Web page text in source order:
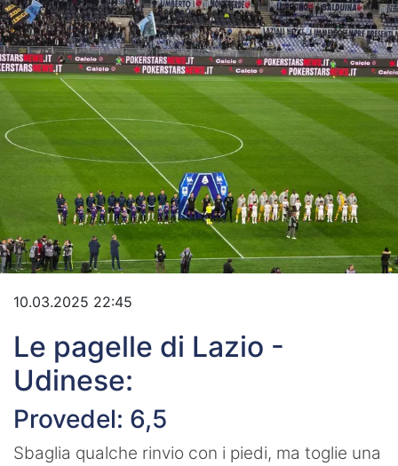
Pagelle
Settore Giovanile
Lazio Women
Calciomercato
10.03.2025 22:45
Le pagelle di Lazio -
Udinese:
Provedel: 6,5
Sbaglia qualche rinvio con i piedi, ma toglie una